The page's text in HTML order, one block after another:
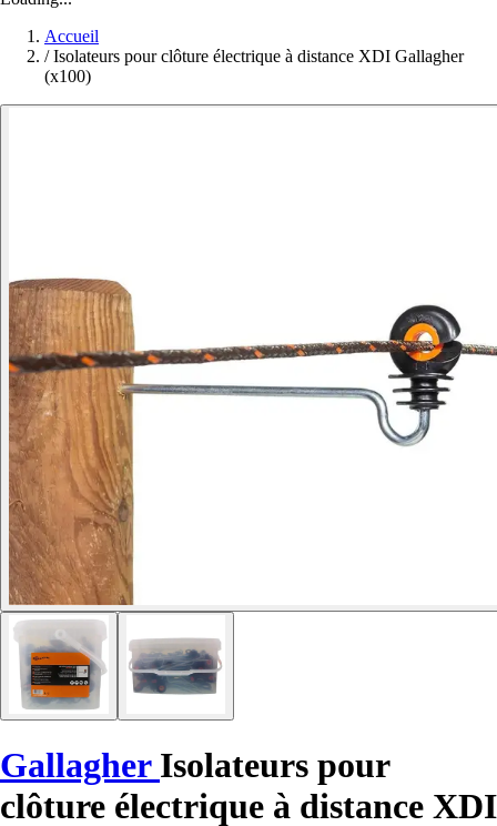
Accueil
/ Isolateurs pour clôture électrique à distance XDI Gallagher
(x100)
Gallagher Isolateurs pour
clôture électrique à distance XDI